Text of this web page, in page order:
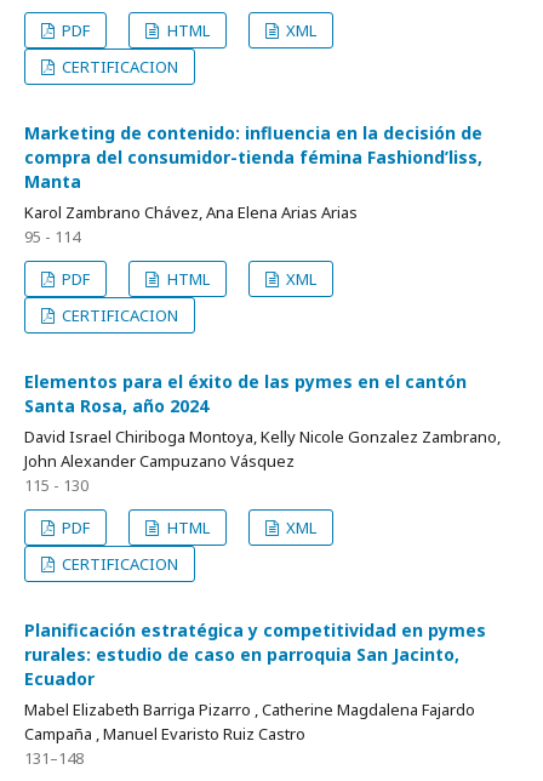
PDF
HTML
XML
CERTIFICACION
Marketing de contenido: influencia en la decisión de
compra del consumidor-tienda fémina Fashiond’liss,
Manta
Karol Zambrano Chávez, Ana Elena Arias Arias
95 - 114
PDF
HTML
XML
CERTIFICACION
Elementos para el éxito de las pymes en el cantón
Santa Rosa, año 2024
David Israel Chiriboga Montoya, Kelly Nicole Gonzalez Zambrano,
John Alexander Campuzano Vásquez
115 - 130
PDF
HTML
XML
CERTIFICACION
Planificación estratégica y competitividad en pymes
rurales: estudio de caso en parroquia San Jacinto,
Ecuador
Mabel Elizabeth Barriga Pizarro , Catherine Magdalena Fajardo
Campaña , Manuel Evaristo Ruiz Castro
131–148